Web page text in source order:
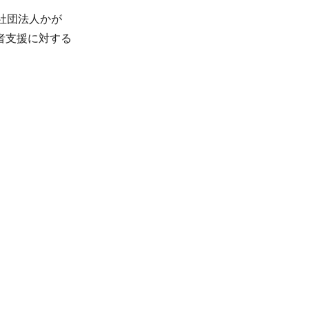
団法人かが
支援に対する